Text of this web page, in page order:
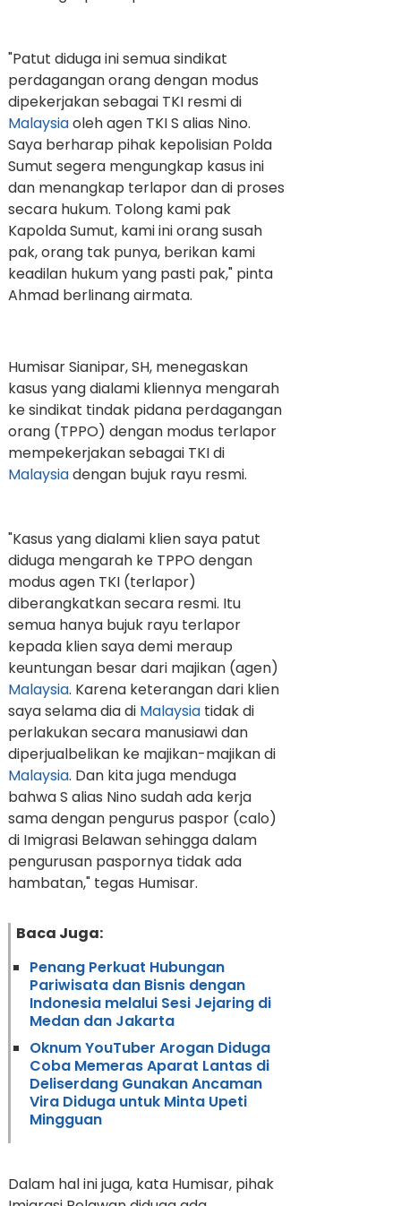
"Patut diduga ini semua sindikat
perdagangan orang dengan modus
dipekerjakan sebagai TKI resmi di
Malaysiaoleh agen TKI S alias Nino.
Saya berharap pihak kepolisian Polda
Sumut segera mengungkap kasus ini
dan menangkap terlapor dan di proses
secara hukum. Tolong kami pak
Kapolda Sumut, kami ini orang susah
pak, orang tak punya, berikan kami
keadilan hukum yang pasti pak," pinta
Ahmad berlinang airmata.
Humisar Sianipar, SH, menegaskan
kasus yang dialami kliennya mengarah
ke sindikat tindak pidana perdagangan
orang (TPPO) dengan modus terlapor
mempekerjakan sebagai TKI di
Malaysiadengan bujuk rayu resmi.
"Kasus yang dialami klien saya patut
diduga mengarah ke TPPO dengan
modus agen TKI (terlapor)
diberangkatkan secara resmi. Itu
semua hanya bujuk rayu terlapor
kepada klien saya demi meraup
keuntungan besar dari majikan (agen)
Malaysia. Karena keterangan dari klien
saya selama dia di Malaysiatidak di
perlakukan secara manusiawi dan
diperjualbelikan ke majikan-majikan di
Malaysia. Dan kita juga menduga
bahwa S alias Nino sudah ada kerja
sama dengan pengurus paspor (calo)
di Imigrasi Belawan sehingga dalam
pengurusan paspornya tidak ada
hambatan," tegas Humisar.
Baca Juga:
Penang Perkuat Hubungan
Pariwisata dan Bisnis dengan
Indonesia melalui Sesi Jejaring di
Medan dan Jakarta
Oknum YouTuber Arogan Diduga
Coba Memeras Aparat Lantas di
Deliserdang Gunakan Ancaman
Vira Diduga untuk Minta Upeti
Mingguan
Dalam hal ini juga, kata Humisar, pihak